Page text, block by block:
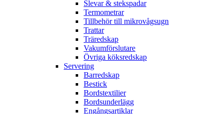
Slevar & stekspadar
Termometrar
Tillbehör till mikrovågsugn
Trattar
Träredskap
Vakumförslutare
Övriga köksredskap
Servering
Barredskap
Bestick
Bordstextilier
Bordsunderlägg
Engångsartiklar